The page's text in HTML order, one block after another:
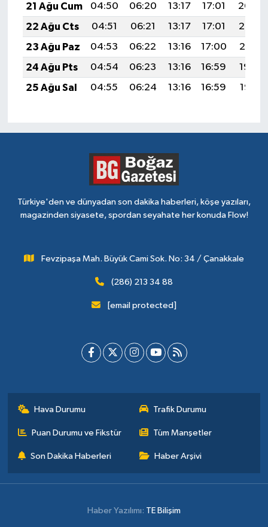
21 Ağu Cum
04:50 06:20 13:17 17:01
20:04
22 Ağu Cts
04:51 06:21 13:17 17:01
20:02
23 Ağu Paz
04:53 06:22 13:16 17:00
20:01
24 Ağu Pts
04:54 06:23 13:16 16:59
19:59
25 Ağu Sal
04:55 06:24 13:16 16:59 19:58
Türkiye'den ve dünyadan son dakika haberleri, köşe yazıları,
magazinden siyasete, spordan seyahate her konuda Flow!
Fevzipaşa Mah. Büyük Cami Sok. No: 34 / Çanakkale
(286) 213 34 88
[email protected]
Hava Durumu Trafik Durumu
Puan Durumu ve Fikstür Tüm Manşetler
Son Dakika Haberleri Haber Arşivi
Haber Yazılımı: TE Bilişim